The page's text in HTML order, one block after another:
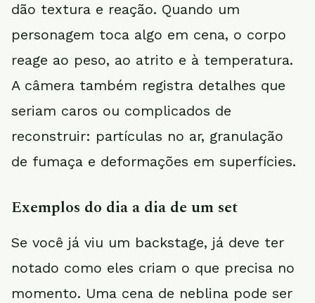
dão textura e reação. Quando um
personagem toca algo em cena, o corpo
reage ao peso, ao atrito e à temperatura.
A câmera também registra detalhes que
seriam caros ou complicados de
reconstruir: partículas no ar, granulação
de fumaça e deformações em superfícies.
Exemplos do dia a dia de um set
Se você já viu um backstage, já deve ter
notado como eles criam o que precisa no
momento. Uma cena de neblina pode ser